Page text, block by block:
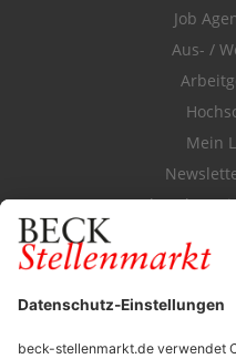
Job
Aus- /
Mein
Durchsuchen
FÜR